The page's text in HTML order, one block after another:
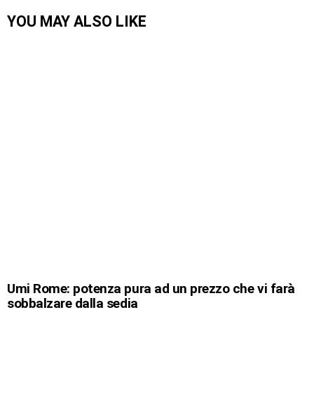
YOU MAY ALSO LIKE
Umi Rome: potenza pura ad un prezzo che vi farà
sobbalzare dalla sedia